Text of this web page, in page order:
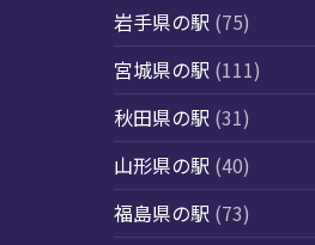
岩手県の駅 (75)
宮城県の駅 (111)
秋田県の駅 (31)
山形県の駅 (40)
福島県の駅 (73)